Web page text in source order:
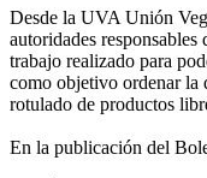
Desde la UVA Unión
autoridades
trabajo realizado para
como objetivo ordenar la
rotulado de productos
En la publicación del